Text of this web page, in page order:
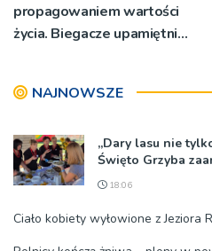
propagowaniem wartości
życia. Biegacze upamiętnili
NAJNOWSZE
„Dary lasu nie
Święto Grzyba
18:06
Ciało kobiety wyłowione z Jeziora